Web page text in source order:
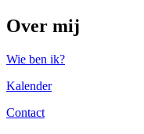
Over mij
Wie ben ik?
Kalender
Contact